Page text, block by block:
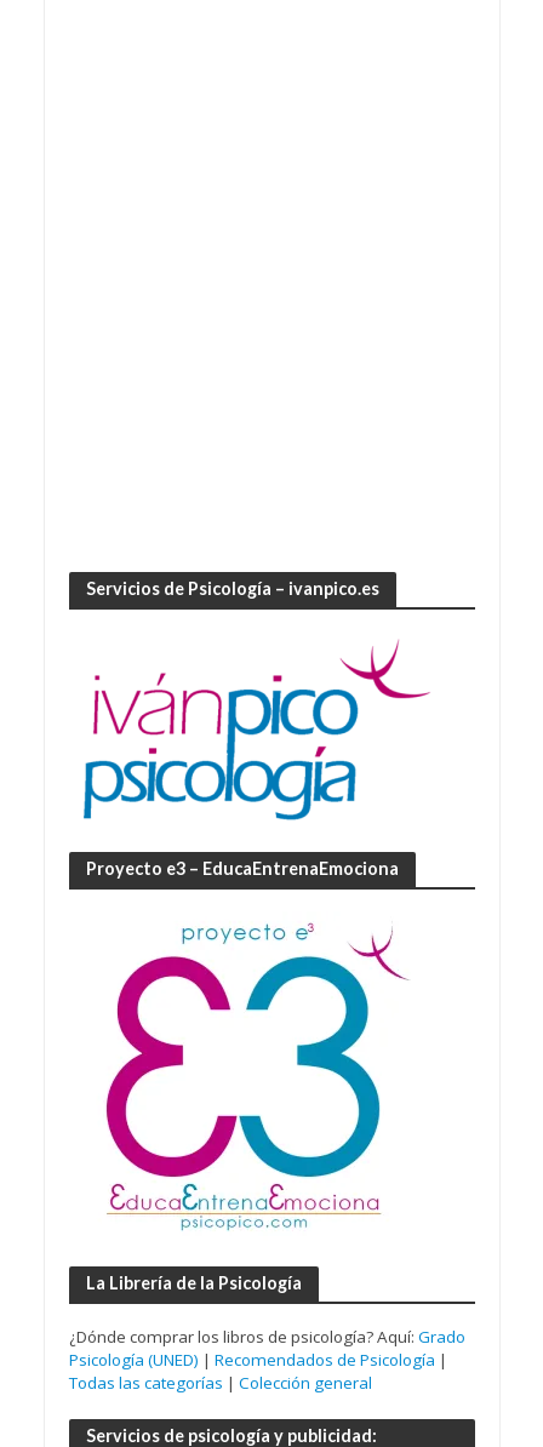
Servicios de Psicología – ivanpico.es
Proyecto e3 – EducaEntrenaEmociona
La Librería de la Psicología
¿Dónde comprar los libros de psicología? Aquí: Grado
Psicología (UNED) | Recomendados de Psicología |
Todas las categorías | Colección general
Servicios de psicología y publicidad: